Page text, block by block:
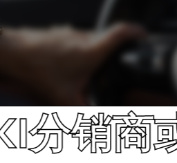
分销